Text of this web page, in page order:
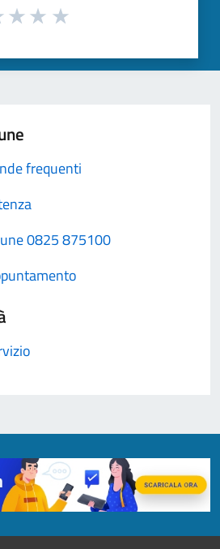
frequenti
0825 875100